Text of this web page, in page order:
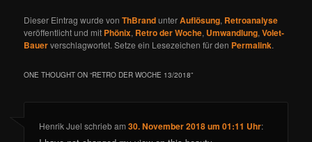
Dieser Eintrag wurde vonThBrandunterAuflösung, Retroanalyse
veröffentlicht und mit Phönix, Retro der Woche, Umwandlung,Volet-
Bauerverschlagwortet. Setze ein Lesezeichen für den Permalink.
ONE THOUGHT ON “RETRO DER WOCHE 13/2018”
Henrik Juel schriebam30. November 2018 um 01:11 Uhr: